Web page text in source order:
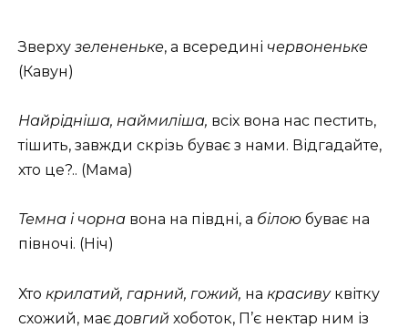
Зверху зелененьке, а всередині червоненьке
(Кавун)
Найрідніша, наймиліша, всіх вона нас пестить,
тішить, завжди скрізь буває з нами. Відгадайте,
хто це?.. (Мама)
Темна і чорна вона на півдні, а білою буває на
півночі. (Ніч)
Хто крилатий, гарний, гожий, на красивуквітку
схожий, має довгий хоботок, П’є нектар ним із